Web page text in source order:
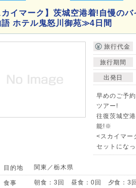
カイマーク】茨城空港着!自慢の
語 ホテル鬼怒川御苑≫4日間
旅行代金
旅行期間
出発日
早めのご予
ツアー!
往復茨城空
能!※
<スカイマー
セットにな
目的地 関東／栃木県
食事 朝食：3回 昼食：0回 夕食：3